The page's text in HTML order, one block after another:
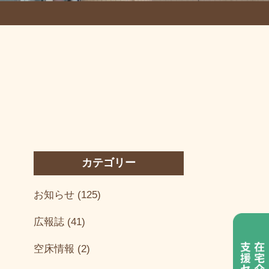
カテゴリー
お知らせ (125)
広報誌 (41)
空床情報 (2)